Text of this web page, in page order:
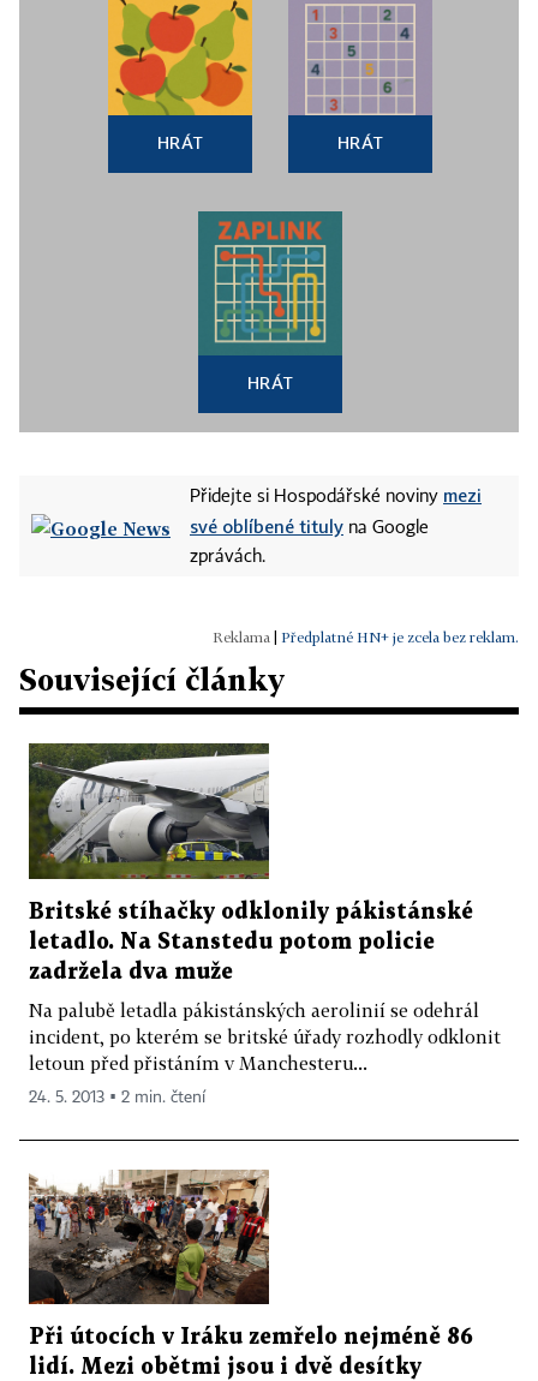
HRÁT HRÁT
HRÁT
Přidejte si Hospodářské noviny mezi
své oblíbené tituly na Google
zprávách.
Předplatné HN+ je zcela bez reklam.
Související články
Britské stíhačky odklonily pákistánské
letadlo. Na Stanstedu potom policie
zadržela dva muže
Na palubě letadla pákistánských aerolinií se odehrál
incident, po kterém se britské úřady rozhodly odklonit
letoun před přistáním v Manchesteru...
24. 5. 2013 ▪ 2 min. čtení
Při útocích v Iráku zemřelo nejméně 86
lidí. Mezi obětmi jsou i dvě desítky